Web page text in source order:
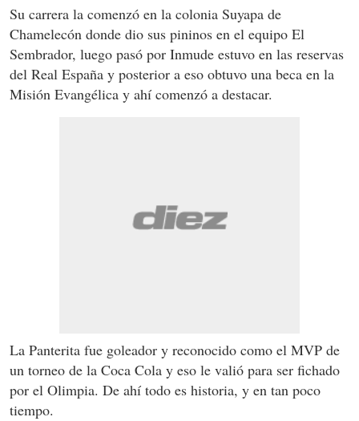
Su carrera la comenzó en la colonia Suyapa de
Chamelecón donde dio sus pininos en el equipo El
Sembrador, luego pasó por Inmude estuvo en las reservas
del Real España y posterior a eso obtuvo una beca en la
Misión Evangélica y ahí comenzó a destacar.
La Panterita fue goleador y reconocido como el MVP de
un torneo de la Coca Cola y eso le valió para ser fichado
por el Olimpia. De ahí todo es historia, y en tan poco
tiempo.